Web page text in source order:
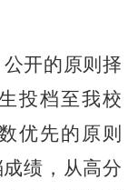
开的原则择
投档至我校
优先的原则
成绩，从高分